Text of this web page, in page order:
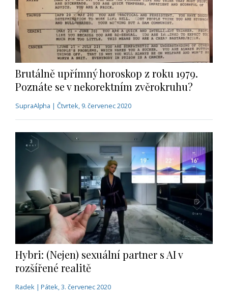
Brutálně upřímný horoskop z roku 1979.
Poznáte se v nekorektním zvěrokruhu?
SupraAlpha | Čtvrtek, 9. červenec 2020
Hybri: (Nejen) sexuální partner s AI v
rozšířené realitě
Radek | Pátek, 3. červenec 2020